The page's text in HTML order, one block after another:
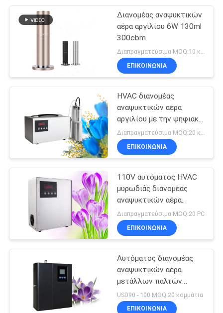
SHOPPING
ONLINE
SITEMAP
POLICY
Διανομέας αναψυκτικών
αέρα αργιλίου 6W 130ml
300cbm
Διαπραγματεύσιμα MOQ:10 κομμάτια
ΕΠΙΚΟΙΝΩΝΊΑ
HVAC διανομέας
αναψυκτικών αέρα
αργιλίου με την ψηφιακή
επίδειξη και το χρόνο
προγραμματίσημο
3000CBM
ΕΠΙΚΟΙΝΩΝΊΑ
110V αυτόματος HVAC
μυρωδιάς διανομέας
αναψυκτικών αέρα
συστημάτων 300m2
ηλεκτρικός
Διαπραγματεύσιμα MOQ:20 PC
ΕΠΙΚΟΙΝΩΝΊΑ
Αυτόματος διανομέας
αναψυκτικών αέρα
μετάλλων παλτών
σκονών για τη μικρή
περιοχή
USD90 - 100 MOQ:20 κομμάτια
ΕΠΙΚΟΙΝΩΝΊΑ